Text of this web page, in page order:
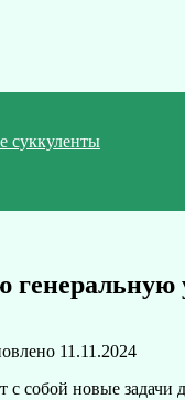
суккуленты
11.11.2024
собой новые задачи